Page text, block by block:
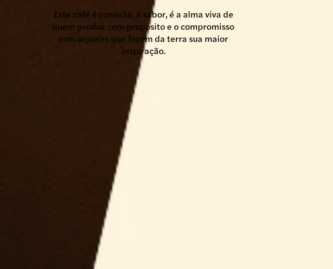
Este café é conexão, é sabor, é a alma viva de
quem produz com propósito e o compromisso
com aqueles que fazem da terra sua maior
inspiração.